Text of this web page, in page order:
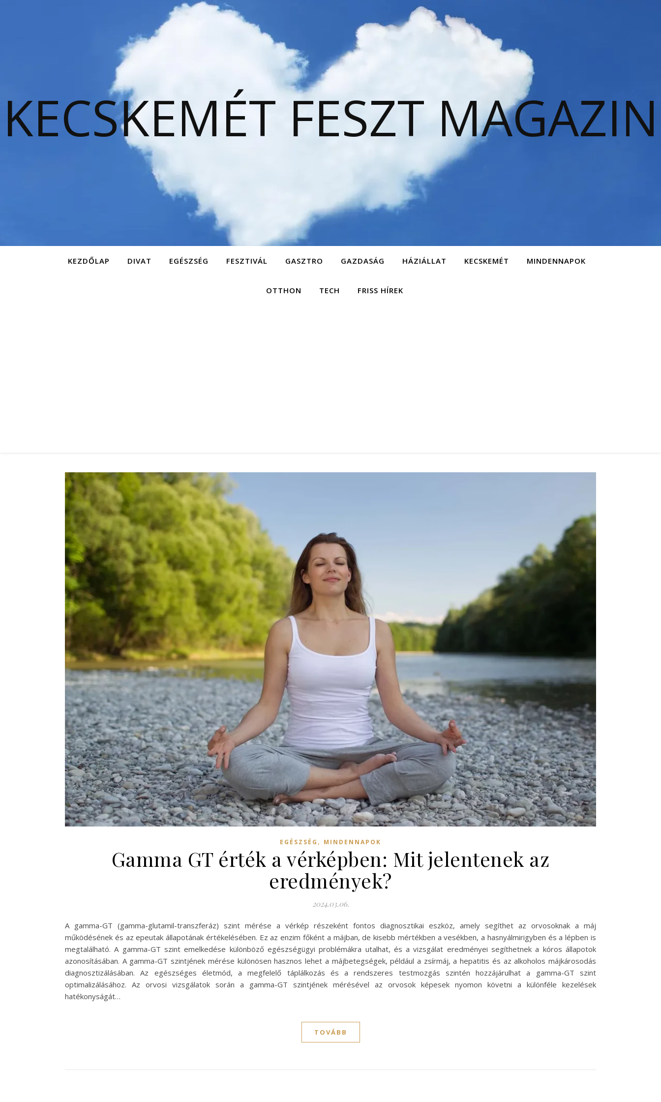
KECSKEMÉT FESZT MAGAZIN
KEZDŐLAP DIVAT EGÉSZSÉG FESZTIVÁL GASZTRO GAZDASÁG HÁZIÁLLAT KECSKEMÉT MINDENNAPOK
OTTHON TECH FRISS HÍREK
EGÉSZSÉG , MINDENNAPOK
Gamma GT érték a vérképben: Mit jelentenek az
eredmények?
2024.03.06.
A gamma-GT (gamma-glutamil-transzferáz) szint mérése a vérkép részeként fontos diagnosztikai eszköz, amely segíthet az orvosoknak a máj
működésének és az epeutak állapotának értékelésében. Ez az enzim főként a májban, de kisebb mértékben a vesékben, a hasnyálmirigyben és a lépben is
megtalálható. A gamma-GT szint emelkedése különböző egészségügyi problémákra utalhat, és a vizsgálat eredményei segíthetnek a kóros állapotok
azonosításában. A gamma-GT szintjének mérése különösen hasznos lehet a májbetegségek, például a zsírmáj, a hepatitis és az alkoholos májkárosodás
diagnosztizálásában. Az egészséges életmód, a megfelelő táplálkozás és a rendszeres testmozgás szintén hozzájárulhat a gamma-GT szint
optimalizálásához. Az orvosi vizsgálatok során a gamma-GT szintjének mérésével az orvosok képesek nyomon követni a különféle kezelések
hatékonyságát…
TOVÁBB